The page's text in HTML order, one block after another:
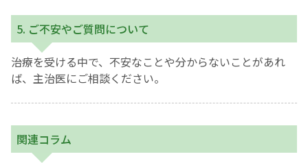
5. ご不安やご質問について
治療を受ける中で、不安なことや分からないことがあれ
ば、主治医にご相談ください。
関連コラム